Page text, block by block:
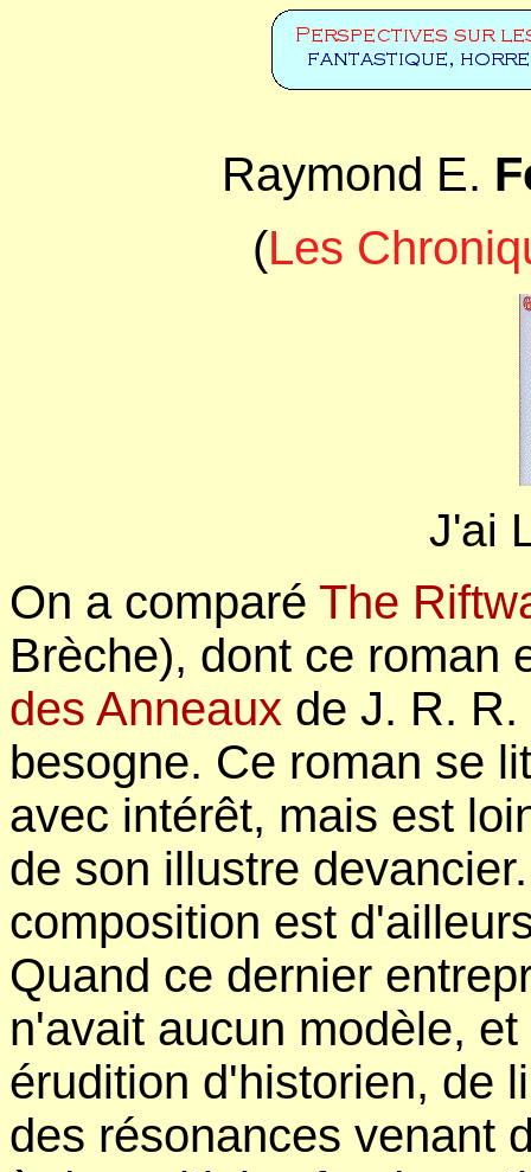
Raymond E.
(Les
J'ai
On a comparé The
Brèche), dont ce roman
des Anneaux de J. R. R.
besogne. Ce roman se
avec intérêt, mais est
de son illustre
composition est
Quand ce dernier
n'avait aucun modèle,
érudition d'historien, de
des résonances venant